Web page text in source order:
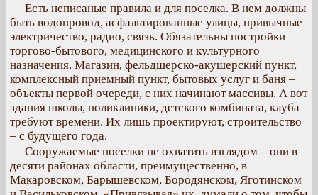
Есть неписаные правила и для поселка. В нем должны
быть водопровод, асфальтированные улицы, привычные
электричество, радио, связь. Обязательны постройки
торгово-бытового, медицинского и культурного
назначения. Магазин, фельдшерско-акушерский пункт,
комплексный приемный пункт, бытовых услуг и баня –
объекты первой очереди, с них начинают массивы. А вот
здания школы, поликлиники, детского комбината, клуба
требуют времени. Их лишь проектируют, строительство
– с будущего года.
Сооружаемые поселки не охватить взглядом – они в
десяти районах области, преимущественно, в
Макаровском, Барышевском, Бородянском, Яготинском